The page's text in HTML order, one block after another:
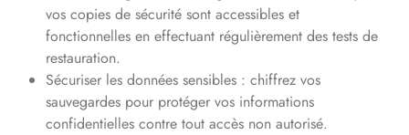
vos copies de sécurité sont accessibles et
fonctionnelles en effectuant régulièrement des tests de
restauration.
Sécuriser les données sensibles : chiffrez vos
sauvegardes pour protéger vos informations
confidentielles contre tout accès non autorisé.